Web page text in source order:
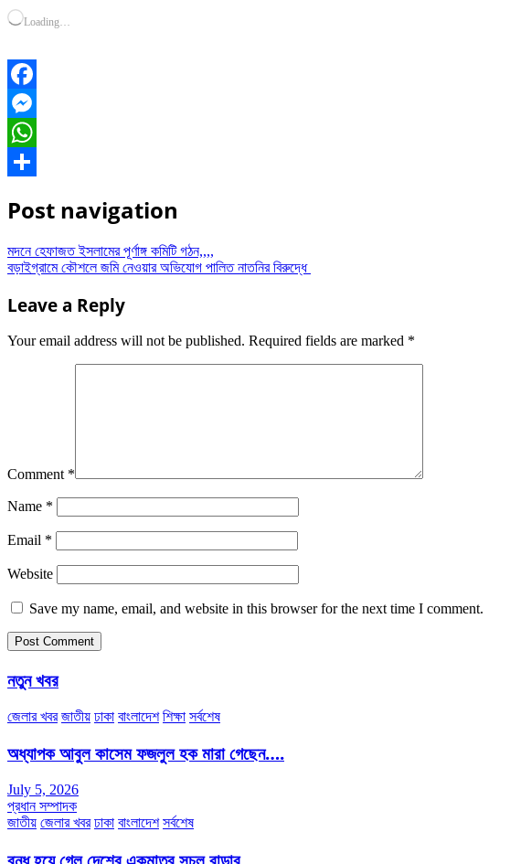
Loading…
Facebook
Messenger
WhatsApp
Post navigation
মদনে হেফাজত ইসলামের পূর্ণাঙ্গ কমিটি গঠন,,,,
বড়াইগ্রামে কৌশলে জমি নেওয়ার অভিযোগ পালিত নাতনির বিরুদ্ধে
Leave a Reply
Your email address will not be published. Required fields are marked *
Comment *
Name *
Email *
Website
Save my name, email, and website in this browser for the next time I comment.
নতুন খবর
জেলার খবর জাতীয় ঢাকা বাংলাদেশ শিক্ষা সর্বশেষ
অধ্যাপক আবুল কাসেম ফজলুল হক মারা গেছেন….
July 5, 2026
প্রধান সম্পাদক
জাতীয় জেলার খবর ঢাকা বাংলাদেশ সর্বশেষ